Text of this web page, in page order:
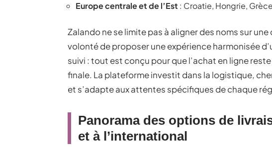
Europe centrale et de l’Est : Croatie, Hongrie,
Zalando ne se limite pas à aligner des noms sur
volonté de proposer une expérience harmonisée
suivi : tout est conçu pour que l’achat en ligne
finale. La plateforme investit dans la logistique,
et s’adapte aux attentes spécifiques de chaque
Panorama des options de
et à l’international